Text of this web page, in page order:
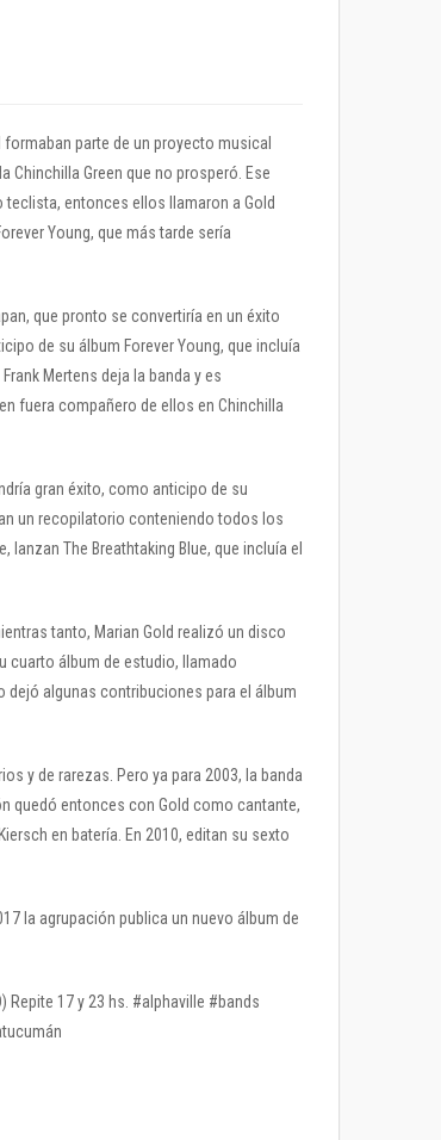
formaban parte de un proyecto musical
Chinchilla Green que no prosperó. Ese
entonces ellos llamaron a Gold
Young, que más tarde sería
que pronto se convertiría en un éxito
de su álbum Forever Young, que incluía
Mertens deja la banda y es
fuera compañero de ellos en Chinchilla
gran éxito, como anticipo de su
un recopilatorio conteniendo todos los
The Breathtaking Blue, que incluía el
tanto, Marian Gold realizó un disco
cuarto álbum de estudio, llamado
dejó algunas contribuciones para el álbum
y de rarezas. Pero ya para 2003, la banda
quedó entonces con Gold como cantante,
en batería. En 2010, editan su sexto
la agrupación publica un nuevo álbum de
Repite 17 y 23 hs. #alphaville #bands